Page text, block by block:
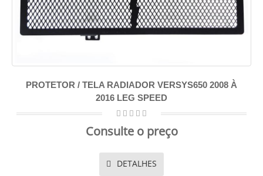
PROTETOR / TELA RADIADOR VERSYS650 2008 À
2016 LEG SPEED
Consulte o preço
DETALHES